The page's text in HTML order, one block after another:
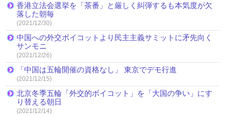
香港立法会選挙を「茶番」と厳しく糾弾するも本気度が欠
落した朝毎
(2021/12/30)
中国への外交ボイコットより民主主義サミットに矛先向く
サンモニ
(2021/12/26)
「中国は五輪開催の資格なし」 東京でデモ行進
(2021/12/15)
北京冬季五輪「外交的ボイコット」を「大国の争い」にす
り替える朝日
(2021/12/14)